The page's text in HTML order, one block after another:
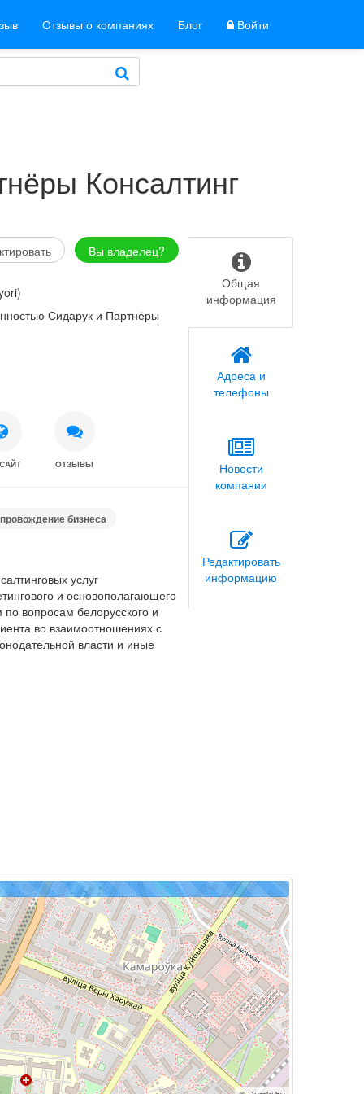
Отзывы о компаниях Блог Войти
Консалтинг
Общая
информация
Адреса и
телефоны
Новости
компании
Редактировать
информацию
Вы владелец?
Сидарук и Партнёры
ОТЗЫВЫ
бизнеса
услуг
и основополагающего
вопросам белорусского и
во взаимоотношениях с
власти и иные